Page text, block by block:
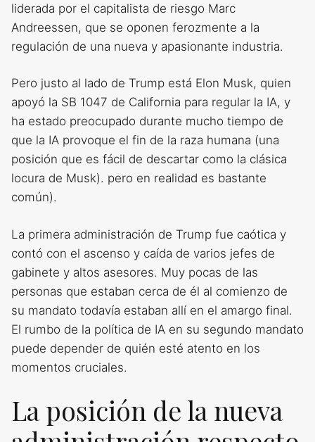
liderada por el capitalista de riesgo Marc
Andreessen, que se oponen ferozmente a la
regulación de una nueva y apasionante industria.
Pero justo al lado de Trump está Elon Musk, quien
apoyó la SB 1047 de California para regular la IA, y
ha estado preocupado durante mucho tiempo de
que la IA provoque el fin de la raza humana (una
posición que es fácil de descartar como la clásica
locura de Musk). pero en realidad es bastante
común).
La primera administración de Trump fue caótica y
contó con el ascenso y caída de varios jefes de
gabinete y altos asesores. Muy pocas de las
personas que estaban cerca de él al comienzo de
su mandato todavía estaban allí en el amargo final.
El rumbo de la política de IA en su segundo mandato
puede depender de quién esté atento en los
momentos cruciales.
La posición de la nueva